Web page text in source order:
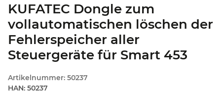
KUFATEC Dongle zum
vollautomatischen löschen der
Fehlerspeicher aller
Steuergeräte für Smart 453
Artikelnummer: 50237
HAN: 50237